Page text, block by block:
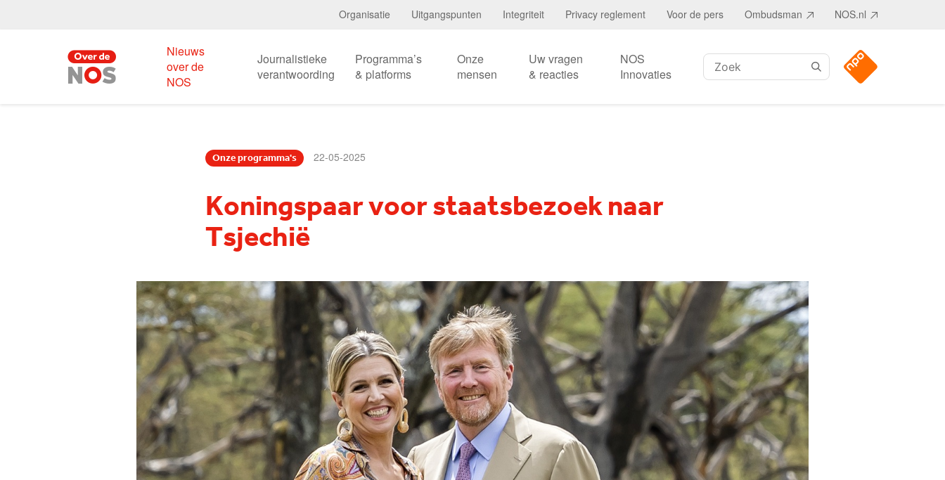
Organisatie Uitgangspunten Integriteit Privacy reglement Voor de pers Ombudsman NOS.nl
Nieuws
over de
NOS
Journalistieke
verantwoording
Programma’s
& platforms
Onze
mensen
Uw vragen
& reacties
NOS
Innovaties
Zoeken:
Onze programma's 22-05-2025
Koningspaar voor staatsbezoek naar
Tsjechië